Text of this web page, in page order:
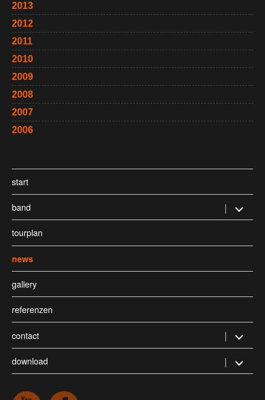
2013
2012
2011
2010
2009
2008
2007
2006
start
band
öffnen
tourplan
news
gallery
referenzen
contact
öffnen
download
öffnen